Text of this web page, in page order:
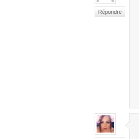
Répondre